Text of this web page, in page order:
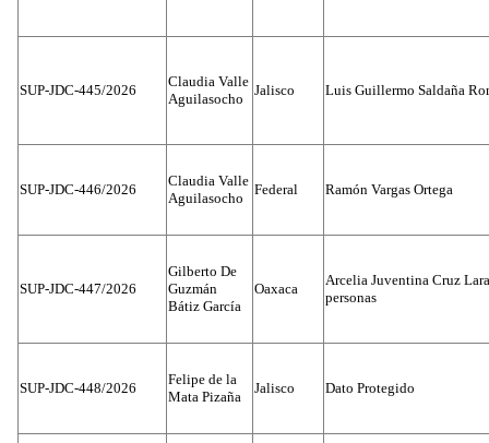
SUP-JDC-445/2026
Claudia Valle
Aguilasocho
Jalisco Luis Guillermo Saldaña
SUP-JDC-446/2026
Claudia Valle
Aguilasocho
Federal Ramón Vargas Ortega
SUP-JDC-447/2026
Gilberto De
Guzmán
Bátiz García
Oaxaca
Arcelia Juventina Cruz
personas
SUP-JDC-448/2026
Felipe de la
Mata Pizaña
Jalisco Dato Protegido